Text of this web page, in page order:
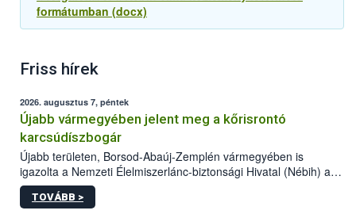
formátumban (docx)
Friss hírek
2026. augusztus 7, péntek
Újabb vármegyében jelent meg a kőrisrontó
karcsúdíszbogár
Újabb területen, Borsod-Abaúj-Zemplén vármegyében is
igazolta a Nemzeti Élelmiszerlánc-biztonsági Hivatal (Nébih) a
kőrisrontó karcsúdíszbogár (Agrilus planipennis) jelenlétét. A
kártevőt nem csak színcsapdában találták meg, de már fertőzött
TOVÁBB >